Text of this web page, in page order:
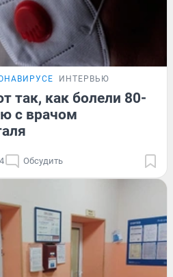
ИНТЕРВЬЮ
так, как болели 80-
с врачом
Обсудить